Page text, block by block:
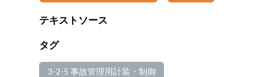
テキストソース
タグ
3-2-5 事故管理用計装・制御